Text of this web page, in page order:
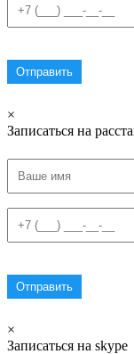
×
Записаться на
×
Записаться на skype